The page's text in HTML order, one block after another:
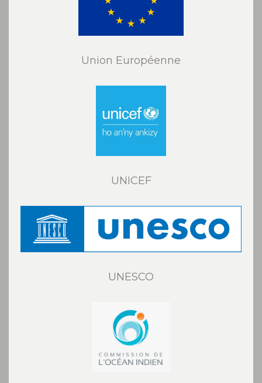
Union Européenne
UNICEF
UNESCO